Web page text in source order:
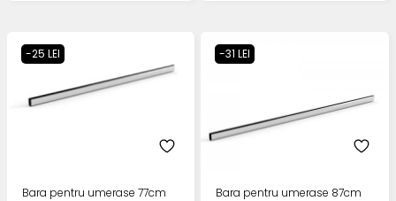
-25 LEI
Bara pentru umerase 77cm
-31 LEI
Bara pentru umerase 87cm